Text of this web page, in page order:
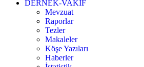
DERNEK-VAKIF
Mevzuat
Raporlar
Tezler
Makaleler
Köşe Yazıları
Haberler